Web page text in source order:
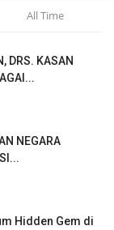
All Time
DRS. KASAN
NEGARA
Hidden Gem di